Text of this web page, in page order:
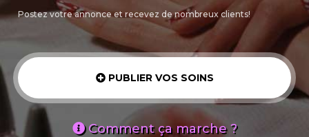
Postez votre annonce et recevez de nombreux clients!
PUBLIER VOS SOINS
Comment ça marche ?